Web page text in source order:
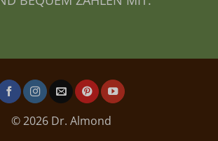
© 2026 Dr. Almond